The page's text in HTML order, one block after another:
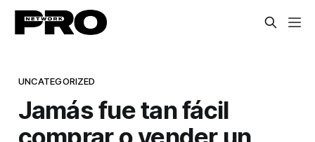
UNCATEGORIZED
Jamás fue tan fácil